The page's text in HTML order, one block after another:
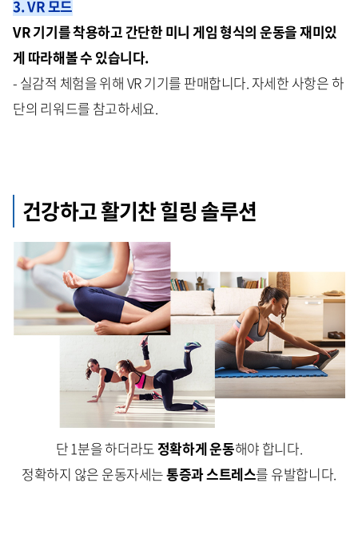
3. VR 모드
VR 기기를 착용하고 간단한 미니 게임 형식의 운동을 재미있
게 따라해볼 수 있습니다.
- 실감적 체험을 위해 VR 기기를 판매합니다. 자세한 사항은 하
단의 리워드를 참고하세요.
건강하고 활기찬 힐링 솔루션
단 1분을 하더라도정확하게 운동해야 합니다.
정확하지 않은 운동자세는통증과 스트레스를 유발합니다.